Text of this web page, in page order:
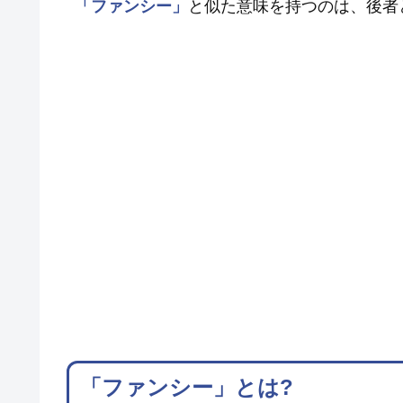
「ファンシー」 と似た意味を持つのは、後者
「ファンシー」とは?